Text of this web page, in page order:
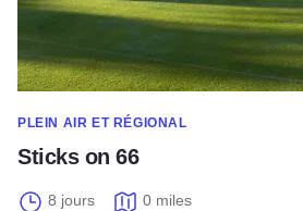
PLEIN AIR ET RÉGIONAL
Sticks on 66
8 jours 0 miles